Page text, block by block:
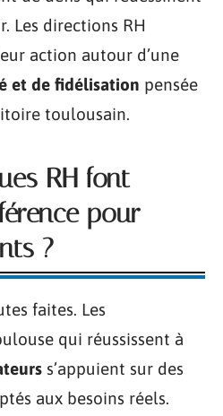
Les directions RH
action autour d’une
et de fidélisation pensée
toulousain.
RH font
pour
?
faites. Les
qui réussissent à
s’appuient sur des
aux besoins réels.